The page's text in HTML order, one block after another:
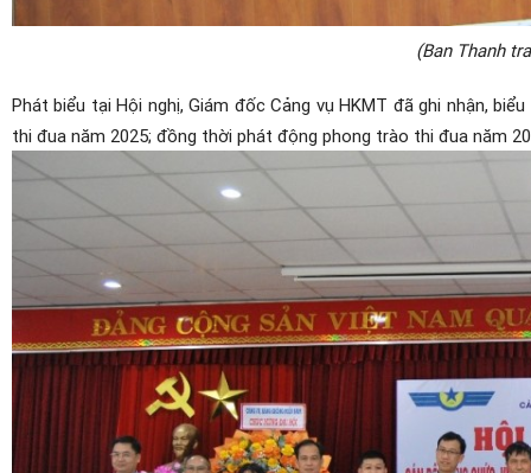
(Ban Thanh
Phát biểu tại Hội nghị, Giám đốc Cảng vụ HKMT đã ghi nhận,
thi đua năm 2025; đồng thời phát động phong trào thi đua năm